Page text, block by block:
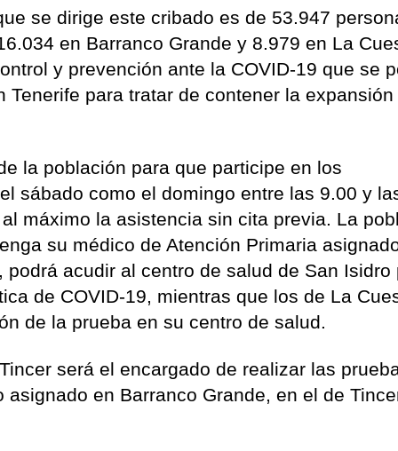
se dirige este cribado es de 53.947
en Barranco Grande y 8.979 en La
y prevención ante la COVID-19 que se
Tenerife para tratar de contener la
la población para que participe en los
sábado como el domingo entre las 9.00 y
máximo la asistencia sin cita previa. La
su médico de Atención Primaria
acudir al centro de salud de San Isidro
de COVID-19, mientras que los de La
de la prueba en su centro de salud.
será el encargado de realizar las
en Barranco Grande, en el de